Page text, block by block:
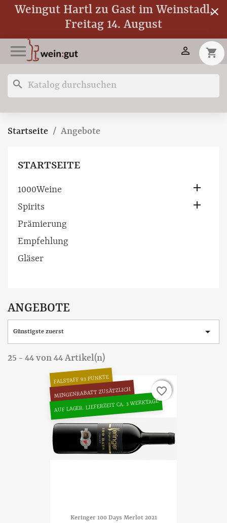
Weingut Hartl zu Gast im Weinstadl,
Freitag 14. August
close
 shopping_cart

search
Startseite Angebote
STARTSEITE
1000Weine 
Spirits 
Prämierung
Empfehlung
Gläser
ANGEBOTE
Günstigste zuerst 
25 - 44 von 44 Artikel(n)
Keringer 100 Days Merlot 2021
FALSTAFF 93 PUNKTE
MENGENRABATT ZUSÄTZLICH
AUF LAGER. LIEFERZEIT CA. 3 WERKTAGE
favorite_border
favorite_border